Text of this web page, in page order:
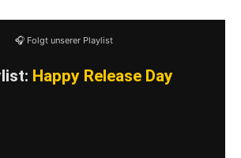
🎧 Folgt unserer Playlist
Happy Release Day